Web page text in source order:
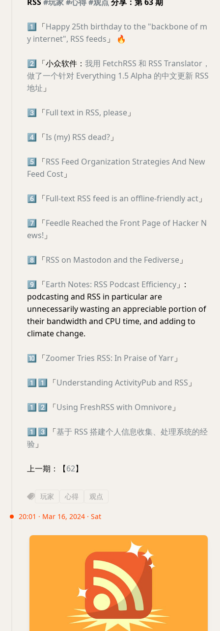
1️⃣ 「Happy 25th birthday to the "backbone of m
y internet", RSS feeds 」 🔥
2️⃣ 「小众软件： 我用 FetchRSS 和 RSS Translator，
做了一个针对 Everything 1.5 Alpha 的中文更新 RSS
地址 」
3️⃣ 「Full text in RSS, please 」
4️⃣ 「Is (my) RSS dead? 」
5️⃣ 「RSS Feed Organization Strategies And New
Feed Cost 」
6️⃣ 「Full-text RSS feed is an offline-friendly act 」
7️⃣ 「Feedle Reached the Front Page of Hacker N
ews! 」
8️⃣ 「RSS on Mastodon and the Fediverse 」
9️⃣ 「Earth Notes: RSS Podcast Efficiency 」:
podcasting and RSS in particular are
unnecessarily wasting an appreciable portion of
their bandwidth and CPU time, and adding to
climate change.
🔟 「Zoomer Tries RSS: In Praise of Yarr 」
1️⃣1️⃣ 「Understanding ActivityPub and RSS 」
1️⃣ 2️⃣ 「Using FreshRSS with Omnivore 」
1️⃣3️⃣ 「基于 RSS 搭建个人信息收集、处理系统的经
验 」
上一期：【62】
玩家 心得 观点
20:01 · Mar 16, 2024 · Sat